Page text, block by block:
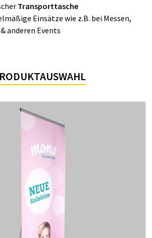
Transporttasche
Einsätze wie z.B. bei Messen,
anderen Events